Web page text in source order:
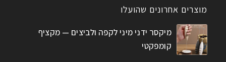
מוצרים אחרונים שהועלו
מיקסר ידני מיני לקפה ולביצים — מקציף
קומפקטי